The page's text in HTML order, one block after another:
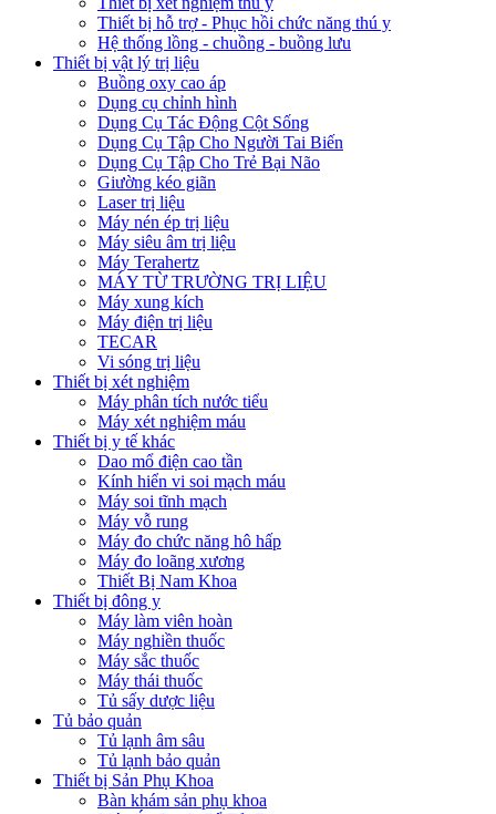
Thiết bị hỗ trợ - Phục hồi chức năng thú y
Hệ thống lồng - chuồng - buồng lưu
Thiết bị vật lý trị liệu
Buồng oxy cao áp
Dụng cụ chỉnh hình
Dụng Cụ Tác Động Cột Sống
Dụng Cụ Tập Cho Người Tai Biến
Dụng Cụ Tập Cho Trẻ Bại Não
Giường kéo giãn
Laser trị liệu
Máy nén ép trị liệu
Máy siêu âm trị liệu
Máy Terahertz
MÁY TỪ TRƯỜNG TRỊ LIỆU
Máy xung kích
Máy điện trị liệu
TECAR
Vi sóng trị liệu
Thiết bị xét nghiệm
Máy phân tích nước tiểu
Máy xét nghiệm máu
Thiết bị y tế khác
Dao mổ điện cao tần
Kính hiển vi soi mạch máu
Máy soi tĩnh mạch
Máy vỗ rung
Máy đo chức năng hô hấp
Máy đo loãng xương
Thiết Bị Nam Khoa
Thiết bị đông y
Máy làm viên hoàn
Máy nghiền thuốc
Máy sắc thuốc
Máy thái thuốc
Tủ sấy dược liệu
Tủ bảo quản
Tủ lạnh âm sâu
Tủ lạnh bảo quản
Thiết bị Sản Phụ Khoa
Bàn khám sản phụ khoa